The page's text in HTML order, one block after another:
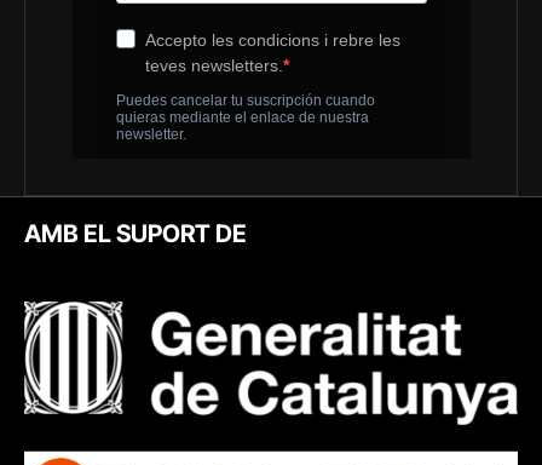
AMB EL SUPORT DE